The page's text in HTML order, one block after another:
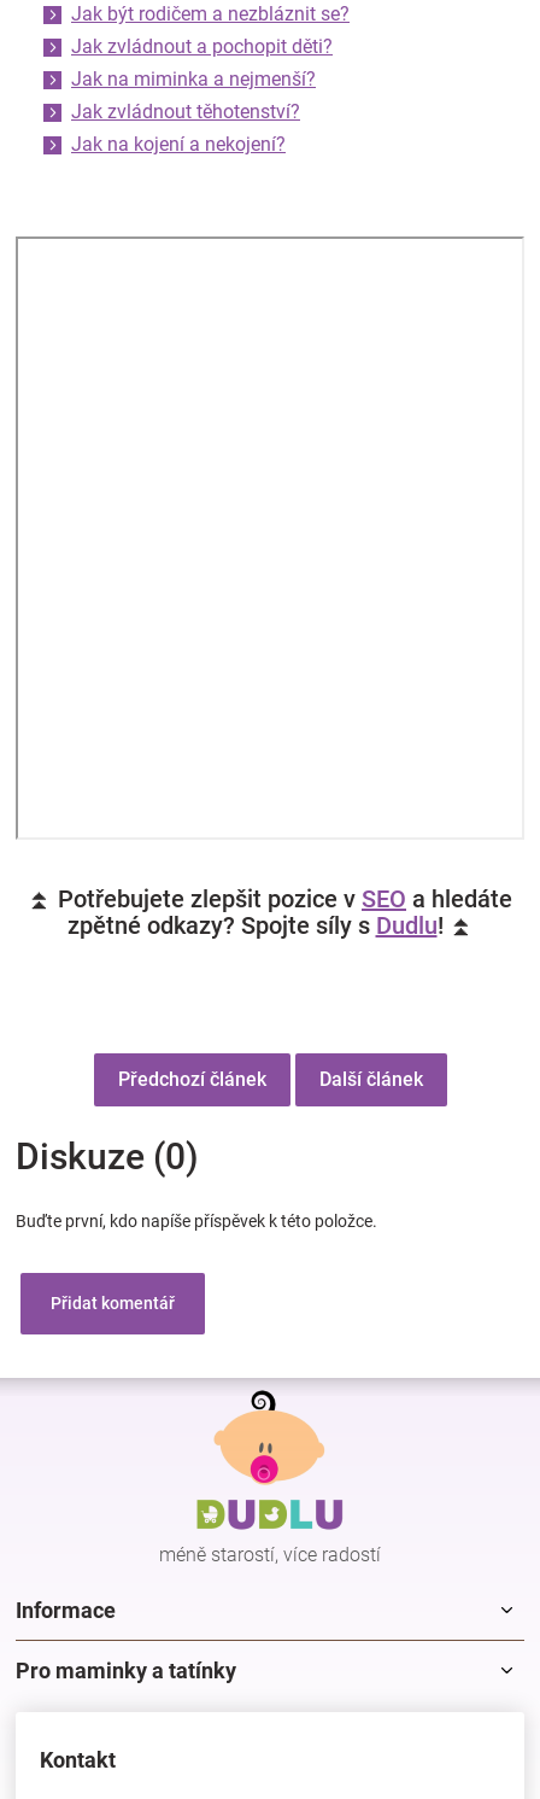
Jak být rodičem a nezbláznit se?
Jak zvládnout a pochopit děti?
Jak na miminka a nejmenší?
Jak zvládnout těhotenství?
Jak na kojení a nekojení?
⏫ Potřebujete zlepšit pozice v SEO a hledáte
zpětné odkazy? Spojte síly s Dudlu! ⏫
Předchozí článek Další článek
Diskuze (0)
Buďte první, kdo napíše příspěvek k této položce.
Přidat komentář
Z
méně starostí, více radostí
Informace
Pro maminky a tatínky
Kontakt